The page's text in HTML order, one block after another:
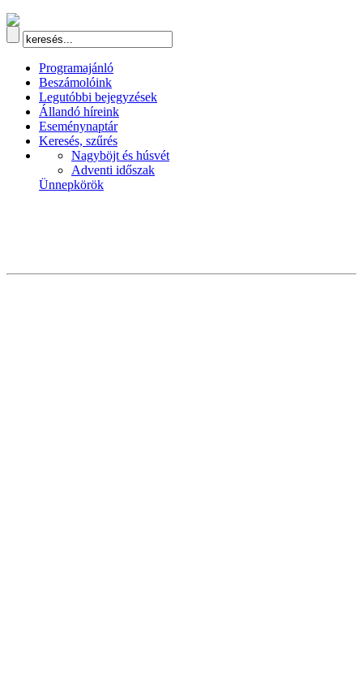
Programajánló
Beszámolóink
Legutóbbi bejegyzések
Állandó híreink
Eseménynaptár
Keresés, szűrés
Nagyböjt és húsvét
Adventi időszak
Ünnepkörök